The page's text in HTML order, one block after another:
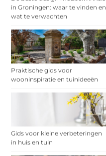
in Groningen: waar te vinden en
wat te verwachten
Praktische gids voor
wooninspiratie en tuinideeën
Gids voor kleine verbeteringen
in huis en tuin